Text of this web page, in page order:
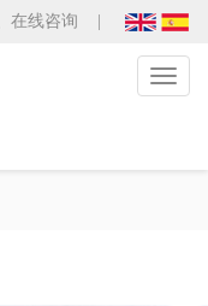
在线咨询
Toggle